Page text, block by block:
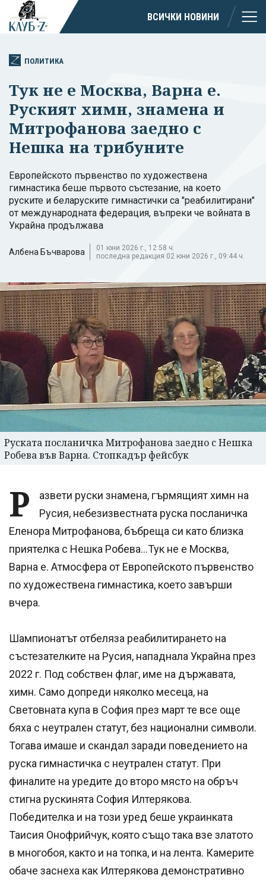
ВСИЧКИ НОВИНИ
ПОЛИТИКА
Тук не е Москва, Варна е.
Руският химн, знамена и
Митрофанова заедно с
Нешка на трибуните
Европейското първенство по художествена
гимнастика беше първото състезание, на което
руските и беларуските гимнастички са "реабилитирани"
от международната федерация, въпреки че войната в
Украйна продължава
Албена Бъчварова
01 юни 2026 г., 12:58 ч.
последна редакция 02 юни 2026 г., 09:44 ч.
Руската посланичка Митрофанова заедно с Нешка
Робева във Варна. Стопкадър фейсбук
Р
азвети руски знамена, гърмящият химн на
Русия, небезизвестната руска посланичка
Еленора Митрофанова, бъбреща си като близка
приятелка с Нешка Робева...Тук не е Москва,
Варна е. Атмосфера от Европейското първенство
по художествена гимнастика, което завърши
вчера.
Шампионатът отбеляза реабилитирането на
състезателките на Русия, нападнала Украйна през
2022 г. Под собствен флаг, име на държавата,
химн. Само допреди няколко месеца, на
Световната купа в София през март те все още
бяха с неутрален статут, без национални символи.
Тогава имаше и скандал заради поведението на
руска гимнастичка с неутрален статут. При
финалите на уредите до второ място на обръч
стигна рускинята София Илтерякова.
Победителка и на този уред беше украинката
Таисия Онофрийчук, която също така взе златото
в многобоя, както и на топка, и на лента. Камерите
обаче заснеха как Илтерякова демонстративно